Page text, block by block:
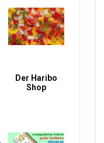
Der Haribo
Shop